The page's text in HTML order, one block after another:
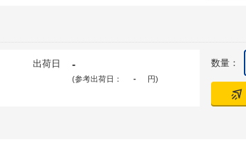
出荷日 -
(参考出荷日： - 円)
数量：